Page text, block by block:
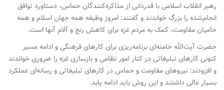
رهبر انقلاب اسلامی با قدردانی از مذاکره‌کنندگان حماس، دستاورد توافق
انجام‌شده را بزرگ خواندند و گفتند: امروز وظیفه همه جهان اسلام و همه
حامیان مقاومت، کمک به مردم غزه برای کاهش رنج و آلام آنها است.
حضرت آیت‌الله خامنه‌ای برنامه‌ریزی برای کارهای فرهنگی و ادامه مسیر
کنونی کارهای تبلیغاتی در کنار امور نظامی و بازسازی غزه را ضروری خواندند
و افزودند: نیروهای مقاومت و حماس در کارهای تبلیغاتی و رسانه‌ای عملکرد
بسیار عالی داشتند و این روش باید ادامه یابد.